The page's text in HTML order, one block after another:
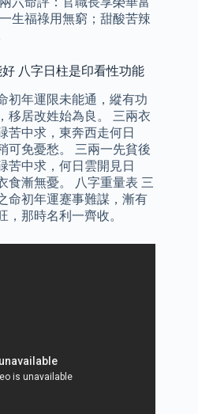
生福祿用無窮；甜酸苦辣
八字日柱是印看性功能
初年運限未能通，縱有功
移居改姓始為良。 三兩衣
苦中求，東奔西走何日
可免憂愁。 三兩一先貧後
苦中求，何日雲開見日
食漸無憂。 八字重量表 三
命初年運蹇事難謀，漸有
，那時名利一齊收。